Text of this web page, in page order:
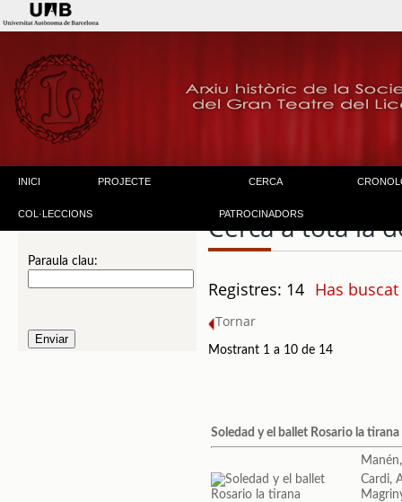
INICI PROJECTE CERCA
COL·LECCIONS PATROCINADORS
Paraula clau:
Cerca a tota la
Registres: 14 Has
Tornar
Mostrant 1 a 10 de 14
Soledad y el ballet Rosario la tirana
Cardi,